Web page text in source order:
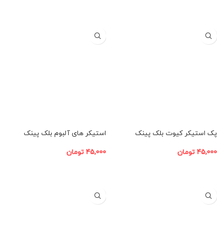
پک استیکر کیوت بلک پینک
45,000 تومان
استیکر های آلبوم بلک پینک
45,000 تومان